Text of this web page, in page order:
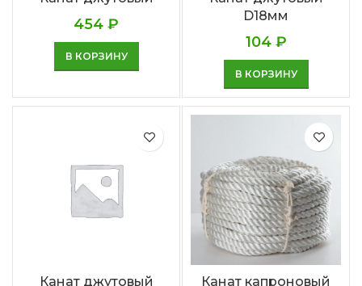
454 ₽
В КОРЗИНУ
D18мм
104 ₽
В КОРЗИНУ
Канат джутовый Канат капроновый